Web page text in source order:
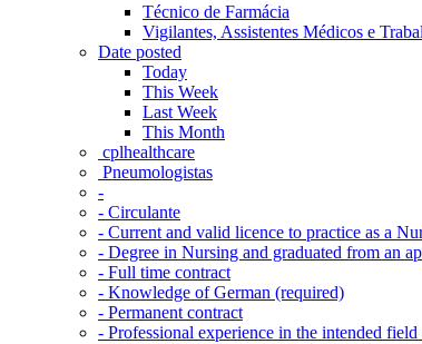
Técnico de Farmácia
Vigilantes, Assistentes Médicos e
Date posted
Today
This Week
Last Week
This Month
‎ cplhealthcare‬
Pneumologistas
-
- Circulante
- Current and valid licence to practice as a
- Degree in Nursing and graduated from an
- Full time contract
- Knowledge of German (required)
- Permanent contract
- Professional experience in the intended